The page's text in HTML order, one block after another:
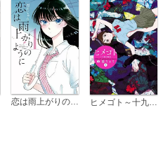
恋は雨上がりのように